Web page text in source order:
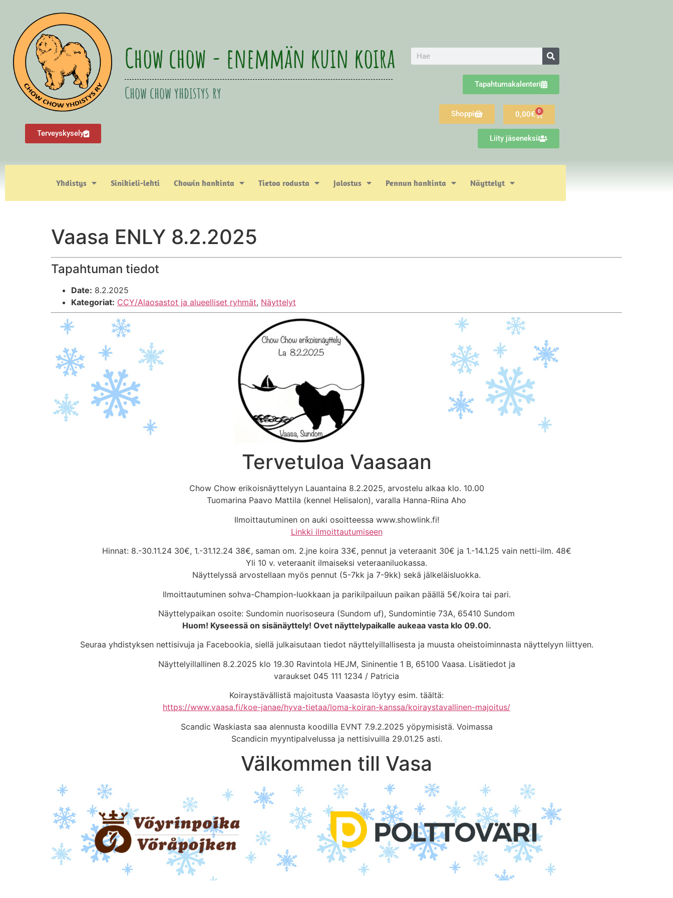
Terveyskysely
Chow chow - enemmän kuin koira
Chow chow yhdistys ry Tapahtumakalenteri
Shoppi 0,00€ 0
Liity jäseneksi
Yhdistys Sinikieli-lehti Chowin hankinta Tietoa rodusta Jalostus Pennun hankinta Näyttelyt
Vaasa ENLY 8.2.2025
Tapahtuman tiedot
Date: 8.2.2025
Kategoriat: CCY/Alaosastot ja alueelliset ryhmät, Näyttelyt
Tervetuloa Vaasaan
Chow Chow erikoisnäyttelyyn Lauantaina 8.2.2025, arvostelu alkaa klo. 10.00
Tuomarina Paavo Mattila (kennel Helisalon), varalla Hanna-Riina Aho
Ilmoittautuminen on auki osoitteessa www.showlink.fi!
Linkki ilmoittautumiseen
Hinnat: 8.-30.11.24 30€, 1.-31.12.24 38€, saman om. 2.jne koira 33€, pennut ja veteraanit 30€ ja 1.-14.1.25 vain netti-ilm. 48€
Yli 10 v. veteraanit ilmaiseksi veteraaniluokassa.
Näyttelyssä arvostellaan myös pennut (5-7kk ja 7-9kk) sekä jälkeläisluokka.
Ilmoittautuminen sohva-Champion-luokkaan ja parikilpailuun paikan päällä 5€/koira tai pari.
Näyttelypaikan osoite: Sundomin nuorisoseura (Sundom uf), Sundomintie 73A, 65410 Sundom
Huom! Kyseessä on sisänäyttely! Ovet näyttelypaikalle aukeaa vasta klo 09.00.
Seuraa yhdistyksen nettisivuja ja Facebookia, siellä julkaisutaan tiedot näyttelyillallisesta ja muusta oheistoiminnasta näyttelyyn liittyen.
Näyttelyillallinen 8.2.2025 klo 19.30 Ravintola HEJM, Sininentie 1 B, 65100 Vaasa. Lisätiedot ja
varaukset 045 111 1234 / Patricia
Koiraystävällistä majoitusta Vaasasta löytyy esim. täältä:
https://www.vaasa.fi/koe-janae/hyva-tietaa/loma-koiran-kanssa/koiraystavallinen-majoitus/
Scandic Waskiasta saa alennusta koodilla EVNT 7.9.2.2025 yöpymisistä. Voimassa
Scandicin myyntipalvelussa ja nettisivuilla 29.01.25 asti.
Välkommen till Vasa